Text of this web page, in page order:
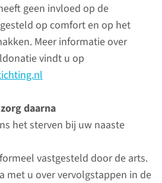
geen invloed op de
op comfort en op het
Meer informatie over
vindt u op
daarna
het sterven bij uw naaste
vastgesteld door de arts.
met u over vervolgstappen in de
u informatie over
het levenseinde
de MC.